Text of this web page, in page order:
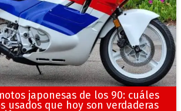
japonesas de los 90: cuáles
usados que hoy son verdaderas